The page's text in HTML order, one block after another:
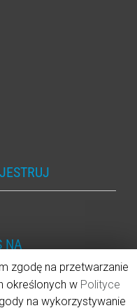
NA
zgodę na przetwarzanie
określonych w Polityce
na wykorzystywanie